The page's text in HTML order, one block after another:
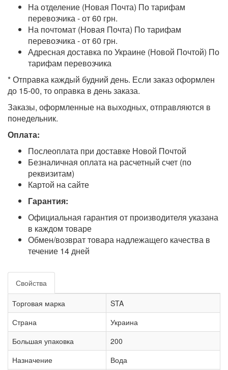
На отделение (Новая Почта) По тарифам
перевозчика - от 60 грн.
На почтомат (Новая Почта) По тарифам
перевозчика - от 60 грн.
Адресная доставка по Украине (Новой Почтой) По
тарифам перевозчика
* Отправка каждый будний день. Если заказ оформлен
до 15-00, то оправка в день заказа.
Заказы, оформленные на выходных, отправляются в
понедельник.
Оплата:
Послеоплата при доставке Новой Почтой
Безналичная оплата на расчетный счет (по
реквизитам)
Картой на сайте
Гарантия:
Официальная гарантия от производителя указана
в каждом товаре
Обмен/возврат товара надлежащего качества в
течение 14 дней
Свойства
Торговая марка
STA
Страна
Украина
Большая упаковка
200
Назначение
Вода